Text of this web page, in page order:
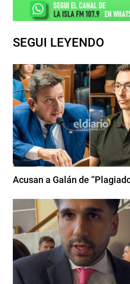
SEGUI LEYENDO
Acusan a Galán de